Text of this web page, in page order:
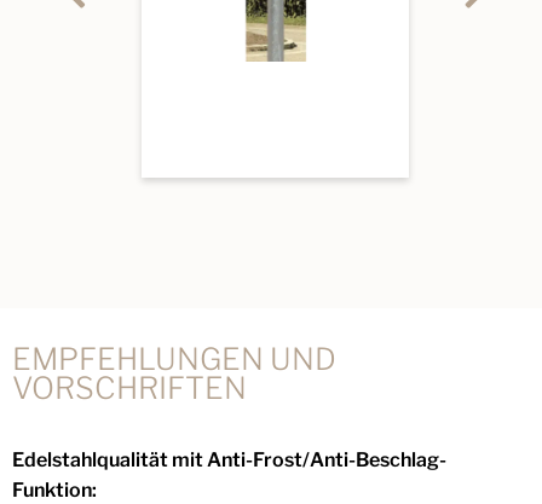
EMPFEHLUNGEN UND
VORSCHRIFTEN
Edelstahlqualität mit Anti-Frost/Anti-Beschlag-
Funktion: